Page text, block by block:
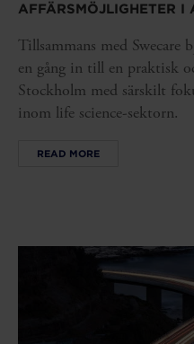
AFFÄRSMÖJLIGHETER I
Tillsammans med Swecare
en gång in till en praktisk
Stockholm med särskilt
inom life science-sektorn.
READ MORE